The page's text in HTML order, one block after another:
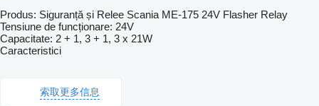
Produs: Siguranță și Relee Scania ME-175 24V Flasher Relay
Tensiune de funcționare: 24V
Capacitate: 2 + 1, 3 + 1, 3 x 21W
Caracteristici
索取更多信息